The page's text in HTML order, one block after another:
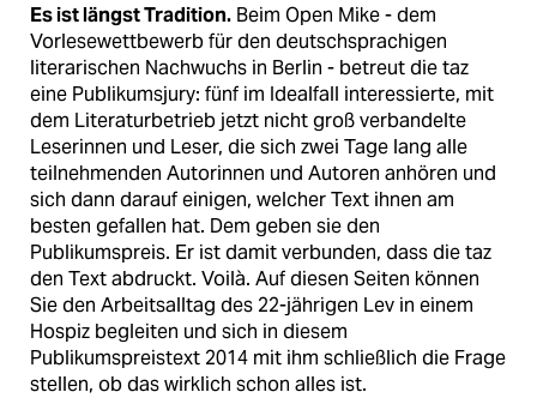
Es ist längst Tradition. Beim Open Mike - dem
Vorlesewettbewerb für den deutschsprachigen
literarischen Nachwuchs in Berlin - betreut die taz
eine Publikumsjury: fünf im Idealfall interessierte, mit
dem Literaturbetrieb jetzt nicht groß verbandelte
Leserinnen und Leser, die sich zwei Tage lang alle
teilnehmenden Autorinnen und Autoren anhören und
sich dann darauf einigen, welcher Text ihnen am
besten gefallen hat. Dem geben sie den
Publikumspreis. Er ist damit verbunden, dass die taz
den Text abdruckt. Voilà. Auf diesen Seiten können
Sie den Arbeitsalltag des 22-jährigen Lev in einem
Hospiz begleiten und sich in diesem
Publikumspreistext 2014 mit ihm schließlich die Frage
stellen, ob das wirklich schon alles ist.